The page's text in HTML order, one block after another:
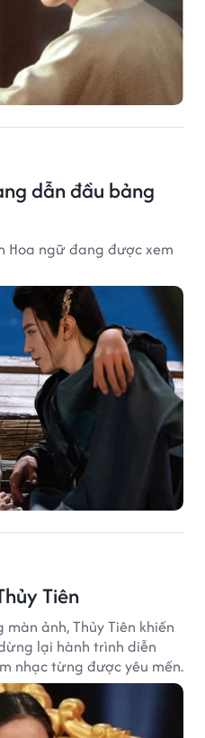
dẫn đầu bảng
Hoa ngữ đang được xem
Tiên
ảnh, Thủy Tiên khiến
lại hành trình diễn
nhạc từng được yêu mến.